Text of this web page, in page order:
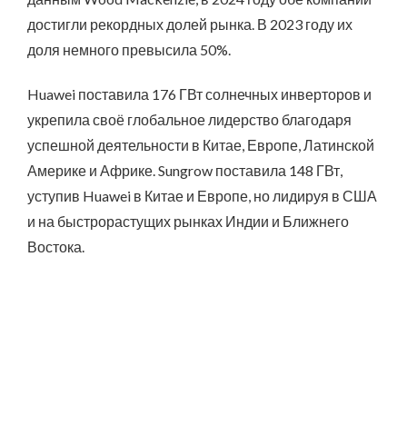
достигли рекордных долей рынка. В 2023 году их
доля немного превысила 50%.
Huawei поставила 176 ГВт солнечных инверторов и
укрепила своё глобальное лидерство благодаря
успешной деятельности в Китае, Европе, Латинской
Америке и Африке. Sungrow поставила 148 ГВт,
уступив Huawei в Китае и Европе, но лидируя в США
и на быстрорастущих рынках Индии и Ближнего
Востока.